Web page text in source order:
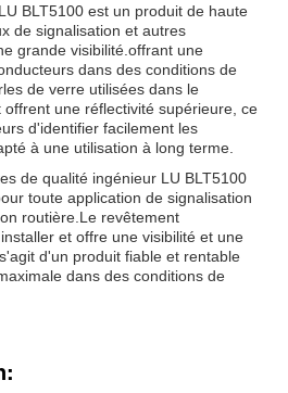
BLT5100 est un produit de haute
de signalisation et autres
grande visibilité.offrant une
dans des conditions de
de verre utilisées dans le
une réflectivité supérieure, ce
d'identifier facilement les
à une utilisation à long terme.
de qualité ingénieur LU BLT5100
toute application de signalisation
routière.Le revêtement
et offre une visibilité et une
d'un produit fiable et rentable
dans des conditions de